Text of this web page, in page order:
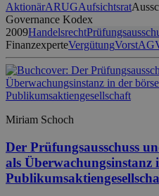
AktionärARUGAufsichtsrat
Governance Kodex
2009Handelsrecht
FinanzexperteVergütungVorstAG
Miriam Schoch
Der Prüfungsausschuss
als Überwachungsinstanz